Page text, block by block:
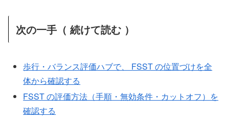
次の一手（ 続けて読む ）
歩行・バランス評価ハブで、 FSST の位置づけを全
体から確認する
FSST の評価方法（手順・無効条件・カットオフ）を
確認する